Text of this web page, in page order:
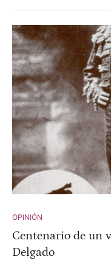
agradeciendo que
cartel con mejor
Simón. Y por el
y por defender así la
ejemplo de valentía,
OPINIÓN
Centenario de un
Delgado